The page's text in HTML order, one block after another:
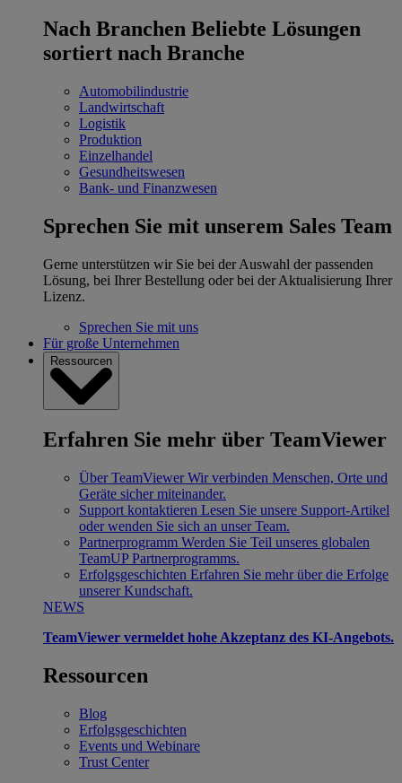
Nach Branchen Beliebte Lösungen
sortiert nach Branche
Automobilindustrie
Landwirtschaft
Logistik
Produktion
Einzelhandel
Gesundheitswesen
Bank- und Finanzwesen
Sprechen Sie mit unserem Sales Team
Gerne unterstützen wir Sie bei der Auswahl der passenden
Lösung, bei Ihrer Bestellung oder bei der Aktualisierung Ihrer
Lizenz.
Sprechen Sie mit uns
Für große Unternehmen
Ressourcen
Erfahren Sie mehr über TeamViewer
Über TeamViewer Wir verbinden Menschen, Orte und
Geräte sicher miteinander.
Support kontaktieren Lesen Sie unsere Support-Artikel
oder wenden Sie sich an unser Team.
Partnerprogramm Werden Sie Teil unseres globalen
TeamUP Partnerprogramms.
Erfolgsgeschichten Erfahren Sie mehr über die Erfolge
unserer Kundschaft.
NEWS
TeamViewer vermeldet hohe Akzeptanz des KI-Angebots.
Ressourcen
Blog
Erfolgsgeschichten
Events und Webinare
Trust Center